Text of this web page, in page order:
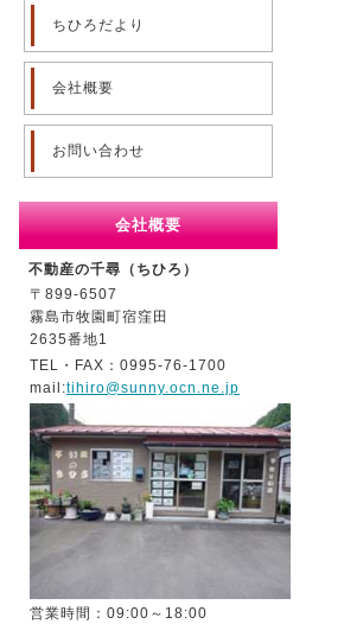
ちひろだより
会社概要
お問い合わせ
会社概要
不動産の千尋（ちひろ）
〒899-6507
霧島市牧園町宿窪田
2635番地1
TEL・FAX：0995-76-1700
mail:tihiro@sunny.ocn.ne.jp
営業時間：09:00～18:00